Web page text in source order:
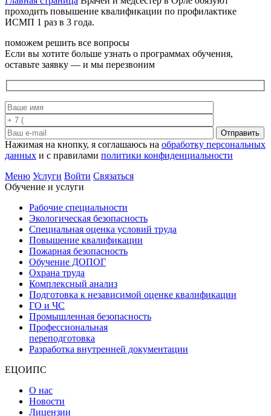
проходить повышение квалификации по профилактике
ИСМП 1 раз в 3 года.
поможем решить все вопросы
Если вы хотите больше узнать о программах обучения,
оставьте заявку — и мы перезвоним
Отправить
Нажимая на кнопку, я соглашаюсь на обработку персональных
данных и с правилами политики конфиденциальности
Меню Услуги Войти Связаться
Обучение и услуги
Рабочие специальности
Экологическая безопасность
Специальная оценка условий труда
Повышение квалификации
Пожарная безопасность
Обучение ДОПОГ
Охрана труда
Комплексный анализ
Подготовка к независимой оценке квалификации
ГО и ЧС
Промышленная безопасность
Профессиональная
переподготовка
Разработка внутренней документации
ЕЦОИПС
О нас
Новости
Лицензии